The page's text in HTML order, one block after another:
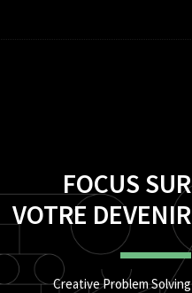
FOCUS SUR
VOTRE DEVENIR
Creative Problem Solving